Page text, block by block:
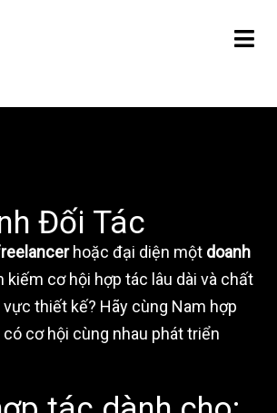
Đối Tác
hoặc đại diện một doanh
kiếm cơ hội hợp tác lâu dài và chất
vực thiết kế? Hãy cùng Nam hợp
cơ hội cùng nhau phát triển